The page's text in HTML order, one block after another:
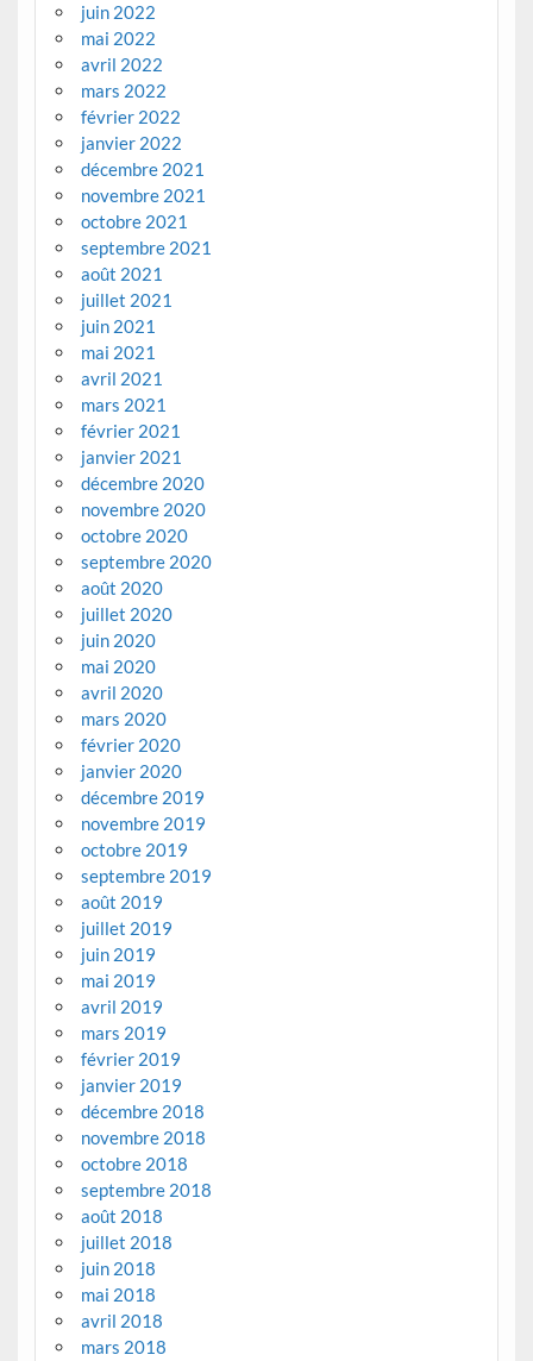
juin 2022
mai 2022
avril 2022
mars 2022
février 2022
janvier 2022
décembre 2021
novembre 2021
octobre 2021
septembre 2021
août 2021
juillet 2021
juin 2021
mai 2021
avril 2021
mars 2021
février 2021
janvier 2021
décembre 2020
novembre 2020
octobre 2020
septembre 2020
août 2020
juillet 2020
juin 2020
mai 2020
avril 2020
mars 2020
février 2020
janvier 2020
décembre 2019
novembre 2019
octobre 2019
septembre 2019
août 2019
juillet 2019
juin 2019
mai 2019
avril 2019
mars 2019
février 2019
janvier 2019
décembre 2018
novembre 2018
octobre 2018
septembre 2018
août 2018
juillet 2018
juin 2018
mai 2018
avril 2018
mars 2018